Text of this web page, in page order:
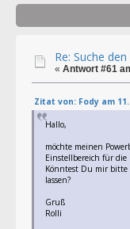
Re: Suche
« Antwort #61
Zitat von: Fody am
Hallo,
möchte meinen
Einstellbereich für die
Könntest Du mir bitte
lassen?
Gruß
Rolli